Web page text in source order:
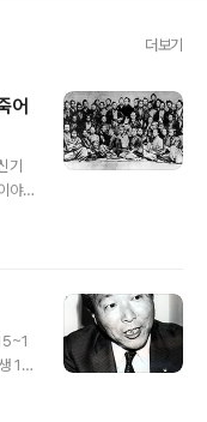
더보기
어
기
야
우
었
라
에
19
校